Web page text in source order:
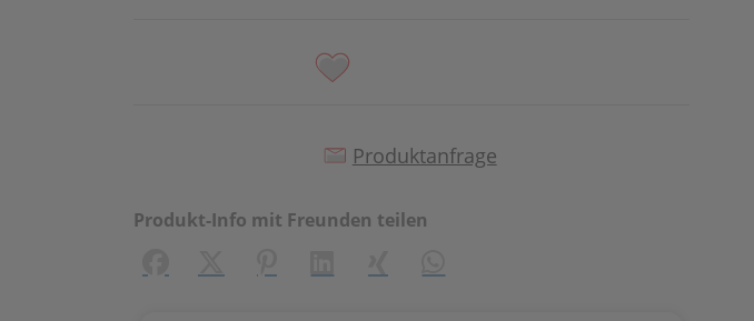
Produktanfrage
Produkt-Info mit Freunden teilen